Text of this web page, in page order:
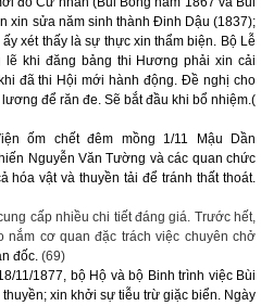
xin sửa năm sinh thành Đinh Dậu (1837);
xét thấy là sự thực xin thẩm biện. Bộ Lễ
khi đăng bảng thi Hương phải xin cải
đã thi Hội mới hành động. Đề nghị cho
để răn đe. Sẽ bắt đầu khi bổ nhiệm.(
ốm chết đêm mồng 1/11 Mậu Dần
Nguyễn Văn Tường và các quan chức
hóa vật và thuyền tải để tránh thất thoát.
cấp nhiều chi tiết đáng giá. Trước hết,
nắm cơ quan đặc trách việc chuyên chở
đốc. (69)
11/1877, bộ Hộ và bộ Binh trình việc Bùi
xin khởi sự tiễu trừ giặc biển. Ngày